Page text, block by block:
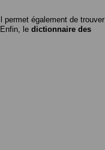
également de trouver
le dictionnaire des